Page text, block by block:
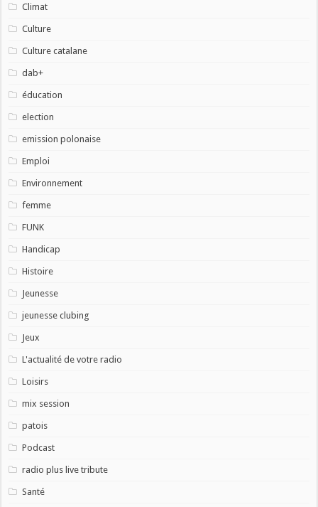
Climat
Culture
Culture catalane
dab+
éducation
election
emission polonaise
Emploi
Environnement
femme
FUNK
Handicap
Histoire
Jeunesse
jeunesse clubing
Jeux
L'actualité de votre radio
Loisirs
mix session
patois
Podcast
radio plus live tribute
Santé